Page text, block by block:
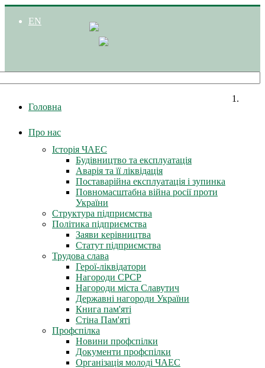
EN
Головна
Про нас
Історія ЧАЕС
Будівництво та експлуатація
Аварія та її ліквідація
Поставарійна експлуатація і зупинка
Повномасштабна війна росії проти
України
Структура підприємства
Політика підприємства
Заяви керівництва
Статут підприємства
Трудова слава
Герої-ліквідатори
Нагороди СРСР
Нагороди міста Славутич
Державні нагороди України
Книга пам'яті
Стіна Пам'яті
Профспілка
Новини профспілки
Документи профспілки
Організація молоді ЧАЕС